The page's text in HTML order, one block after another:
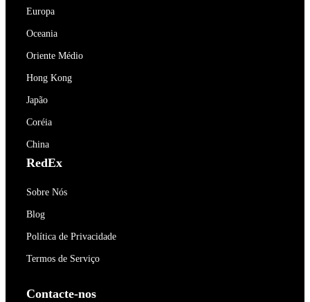
Europa
Oceania
Oriente Médio
Hong Kong
Japão
Coréia
China
RedEx
Sobre Nós
Blog
Política de Privacidade
Termos de Serviço
Contacte-nos